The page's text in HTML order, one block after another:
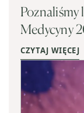
Poznaliśmy
Medycyny
CZYTAJ WIĘCEJ